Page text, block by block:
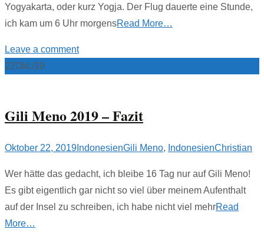
Yogyakarta, oder kurz Yogja. Der Flug dauerte eine Stunde,
ich kam um 6 Uhr morgensRead More…
Leave a comment
22Okt./19
Gili Meno 2019 – Fazit
Oktober 22, 2019 IndonesienGili Meno, IndonesienChristian
Wer hätte das gedacht, ich bleibe 16 Tag nur auf Gili Meno!
Es gibt eigentlich gar nicht so viel über meinem Aufenthalt
auf der Insel zu schreiben, ich habe nicht viel mehrRead
More…